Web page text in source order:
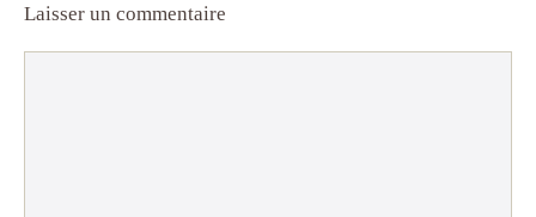
Laisser un commentaire